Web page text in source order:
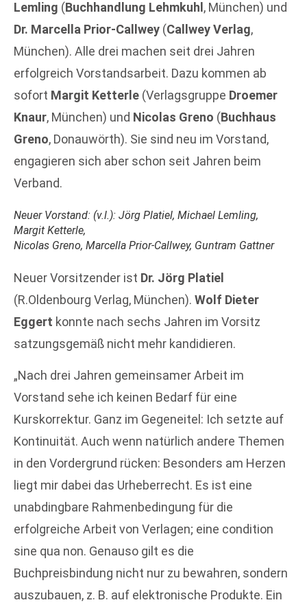
Lemling (Buchhandlung Lehmkuhl , München) und
Dr. Marcella Prior-Callwey (Callwey Verlag,
München). Alle drei machen seit drei Jahren
erfolgreich Vorstandsarbeit. Dazu kommen ab
sofort Margit Ketterle (Verlagsgruppe Droemer
Knaur, München) und Nicolas Greno (Buchhaus
Greno, Donauwörth). Sie sind neu im Vorstand,
engagieren sich aber schon seit Jahren beim
Verband.
Neuer Vorstand: (v.l.): Jörg Platiel, Michael Lemling,
Margit Ketterle,
Nicolas Greno, Marcella Prior-Callwey, Guntram Gattner
Neuer Vorsitzender ist Dr. Jörg Platiel
(R.Oldenbourg Verlag, München). Wolf Dieter
Eggert konnte nach sechs Jahren im Vorsitz
satzungsgemäß nicht mehr kandidieren.
„Nach drei Jahren gemeinsamer Arbeit im
Vorstand sehe ich keinen Bedarf für eine
Kurskorrektur. Ganz im Gegeneitel: Ich setzte auf
Kontinuität. Auch wenn natürlich andere Themen
in den Vordergrund rücken: Besonders am Herzen
liegt mir dabei das Urheberrecht. Es ist eine
unabdingbare Rahmenbedingung für die
erfolgreiche Arbeit von Verlagen; eine condition
sine qua non. Genauso gilt es die
Buchpreisbindung nicht nur zu bewahren, sondern
auszubauen, z. B. auf elektronische Produkte. Ein